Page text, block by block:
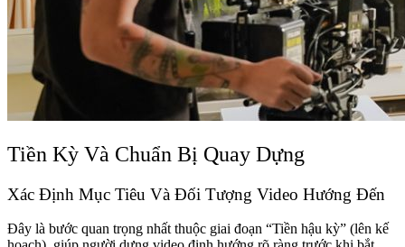
Tiền Kỳ Và Chuẩn Bị Quay Dựng
Xác Định Mục Tiêu Và Đối Tượng Video Hướng Đến
Đây là bước quan trọng nhất thuộc giai đoạn “Tiền hậu kỳ” (lên kế